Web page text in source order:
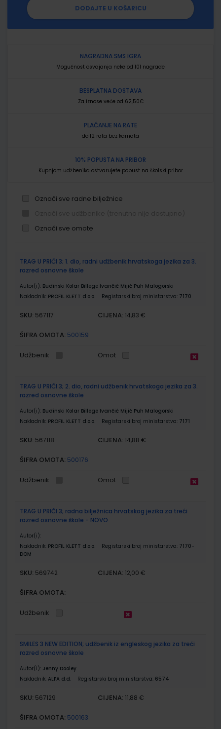
DODAJTE U KOŠARICU
NAGRADNA SMS IGRA
Mogućnost osvajanja neke od 101 nagrade
BESPLATNA DOSTAVA
Za iznose veće od 62,50€
PLAĆANJE NA RATE
do 12 rata bez kamata
10% POPUSTA NA PRIBOR
Kupnjom udžbenika ostvarujete popust na školski pribor
Označi sve radne bilježnice
Označi sve omote
proizvodi
TRAG U PRIČI 3; 1. dio, radni udžbenik hrvatskoga jezika za 3.
razred osnovne škole
Autor(i): Budinski Kolar Billege Ivančić Mijić Puh Malogorski
Nakladnik: PROFIL KLETT d.o.o. Registarski broj ministarstva: 7170
SKU: 567117 CIJENA: 14,83 €
ŠIFRA OMOTA: 500159
Udžbenik Omot
TRAG U PRIČI 3; 2. dio, radni udžbenik hrvatskoga jezika za 3.
razred osnovne škole
Autor(i): Budinski Kolar Billege Ivančić Mijić Puh Malogorski
Nakladnik: PROFIL KLETT d.o.o. Registarski broj ministarstva: 7171
SKU: 567118 CIJENA: 14,88 €
ŠIFRA OMOTA: 500176
Udžbenik Omot
TRAG U PRIČI 3; radna bilježnica hrvatskog jezika za treći
razred osnovne škole - NOVO
Autor(i):
Nakladnik: PROFIL KLETT d.o.o. Registarski broj ministarstva: 7170-
DOM
SKU: 569742 CIJENA: 12,00 €
ŠIFRA OMOTA:
Udžbenik
SMILES 3 NEW EDITION; udžbenik iz engleskog jezika za treći
razred osnovne škole
Autor(i): Jenny Dooley
Nakladnik: ALFA d.d. Registarski broj ministarstva: 6574
SKU: 567129 CIJENA: 11,88 €
ŠIFRA OMOTA: 500163